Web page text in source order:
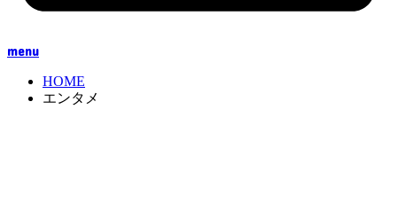
menu
HOME
エンタメ